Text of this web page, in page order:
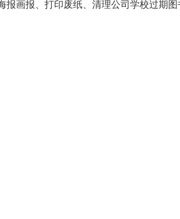
画报、打印废纸、清理公司学校过期图